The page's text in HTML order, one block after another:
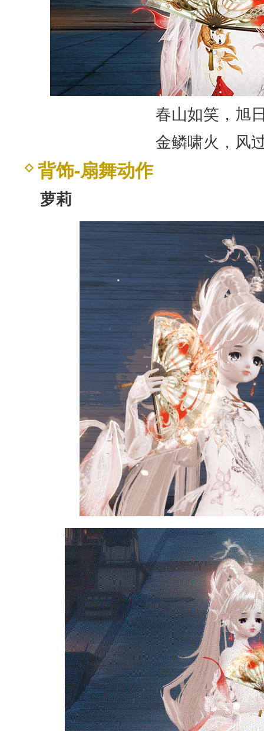
春山如笑，旭
金鳞啸火，风
背饰-扇舞动作
萝莉